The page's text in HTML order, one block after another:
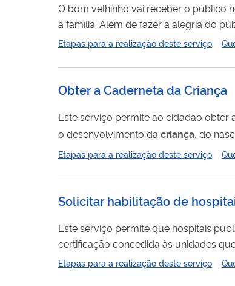
O bom velhinho vai receber o público
a família. Além de fazer a alegria do
crianças da Associação de
Etapas para a realização deste serviço
Obter a Caderneta da Criança
Este serviço permite ao cidadão obter
o desenvolvimento da criança, do
essenciais. A Caderneta daCriança é
Etapas para a realização deste serviço
Solicitar habilitação de
Este serviço permite que hospitais
certificação concedida às unidades
criançano pré-parto, parto e pós-parto. Ao final do processo, o hospital que atender aos critérios técnicos estabelecidos passa a ser
Etapas para a realização deste serviço